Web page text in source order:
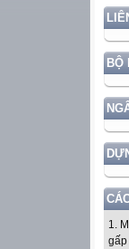
BỘ
1.
gấp